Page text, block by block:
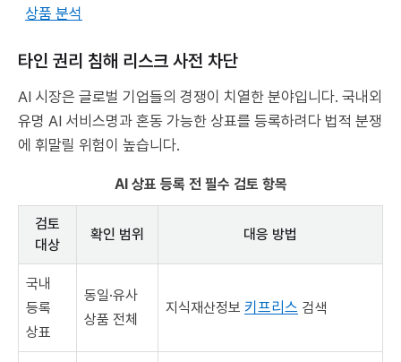
상품 분석
타인 권리 침해 리스크 사전 차단
AI 시장은 글로벌 기업들의 경쟁이 치열한 분야입니다. 국내외
유명 AI 서비스명과 혼동 가능한 상표를 등록하려다 법적 분쟁
에 휘말릴 위험이 높습니다.
AI 상표 등록 전 필수 검토 항목
검토
대상
확인 범위 대응 방법
국내
등록
상표
동일·유사
상품 전체
지식재산정보 키프리스 검색